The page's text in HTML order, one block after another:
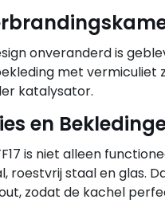
onveranderd is
met
katalysator.
en
is niet alleen
roestvrij staal en glas.
zodat de kachel